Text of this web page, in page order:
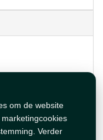
om de website
Verder